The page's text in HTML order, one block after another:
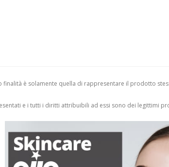
è solamente quella di rappresentare il prodotto
e i tutti i diritti attribuibili ad essi sono dei legittimi